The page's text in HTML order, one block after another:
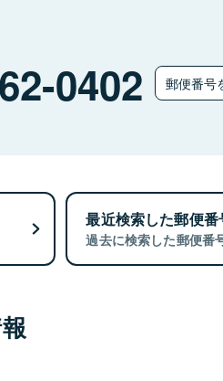
0402 郵便番号
最近検索した郵便番
過去に検索した郵便番